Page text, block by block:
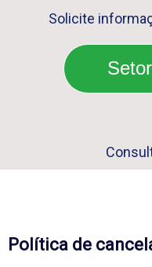
Solicite
Política de